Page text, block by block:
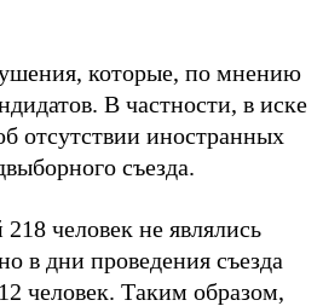
которые, по мнению
В частности, в иске
отсутствии иностранных
съезда.
человек не являлись
в дни проведения съезда
человек. Таким образом,